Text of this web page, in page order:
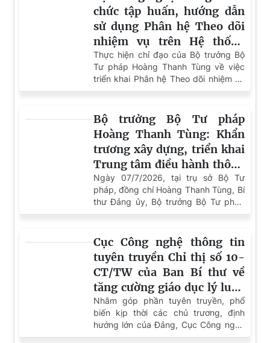
hổng trên toàn bộ hệ sinh thái Android
Cảnh báo lừa đảo tài chính dịp cận Tết: Mạo danh hỗ
trợ, trang web giả mạo và vay tiền online
THADS tỉnh Thanh Hóa
(KV8) thông báo lựa chọn
doanh nghiệp thẩm định giá
tài sản theo thông báo số
1579/TB-THADS.KV8 ngày